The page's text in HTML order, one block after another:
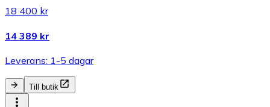
18 400 kr
14 389 kr
Leverans: 1-5 dagar
Till butik